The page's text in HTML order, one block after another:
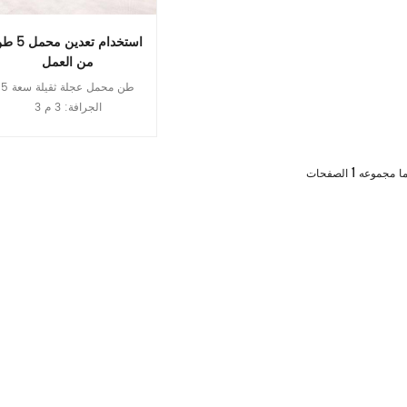
استخدام
من العمل
5 طن محمل عجلة ثقيلة سعة
الجرافة: 3 م 3
ما مجموعه 1 الصفحات